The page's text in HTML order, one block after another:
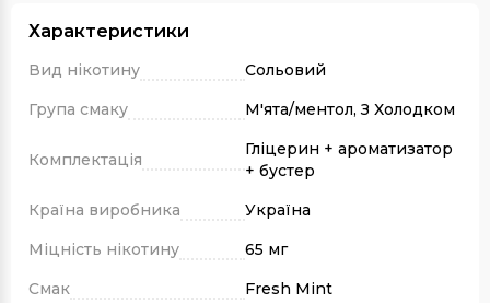
Характеристики
Вид нікотину
Сольовий
Група смаку
М'ята/ментол, З Холодком
Комплектація
Гліцерин + ароматизатор
+ бустер
Країна виробника
Україна
Міцність нікотину
65 мг
Смак
Fresh Mint